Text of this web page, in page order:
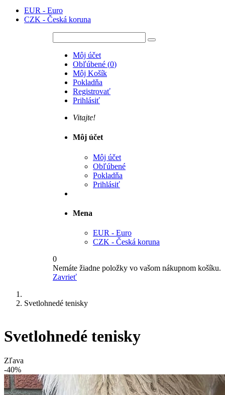
EUR - Euro
CZK - Česká koruna
Môj účet
Obľúbené (0)
Môj Košík
Pokladňa
Registrovať
Prihlásiť
Vitajte!
Môj účet
Môj účet
Obľúbené
Pokladňa
Prihlásiť
Mena
EUR - Euro
CZK - Česká koruna
0
Nemáte žiadne položky vo vašom nákupnom košíku.
Zavrieť
Svetlohnedé tenisky
Svetlohnedé tenisky
Zľava
-40%